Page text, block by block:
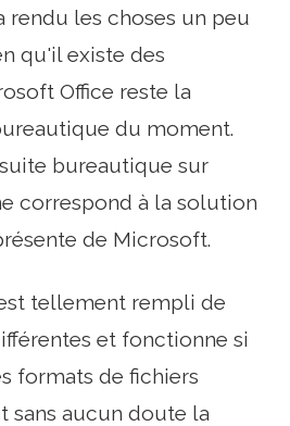
rendu les choses un peu
qu'il existe des
Office reste la
du moment.
bureautique sur
correspond à la solution
de Microsoft.
tellement rempli de
et fonctionne si
formats de fichiers
sans aucun doute la